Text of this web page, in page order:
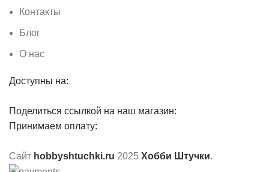
Контакты
Блог
О нас
Доступны на:
Поделиться ссылкой на наш магазин:
Принимаем оплату:
Сайт hobbyshtuchki.ru 2025 Хобби Штучки.